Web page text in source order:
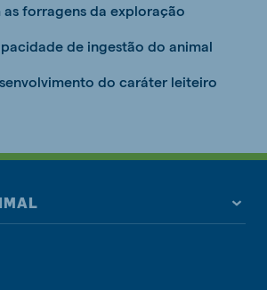
forragens da exploração
de ingestão do animal
do caráter leiteiro